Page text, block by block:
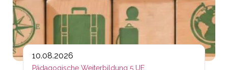
10.08.2026
Pädagogische Weiterbildung 5 UE